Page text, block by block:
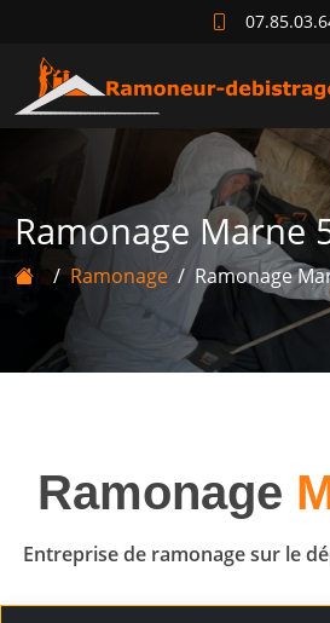
Ramonage Marne
Ramonage Ramonage
Ramonage
Entreprise de ramonage sur le